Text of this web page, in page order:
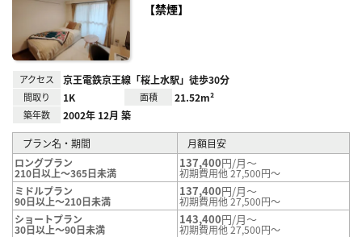
【禁煙】
アクセス 京王電鉄京王線「桜上水駅」徒歩30分
間取り 1K 面積 21.52m²
築年数 2002年 12月 築
プラン名・期間
月額目安
ロングプラン
210日以上～365日未満
137,400円/月～
初期費用他 27,500円～
ミドルプラン
90日以上～210日未満
137,400円/月～
初期費用他 27,500円～
ショートプラン
30日以上～90日未満
143,400円/月～
初期費用他 27,500円～